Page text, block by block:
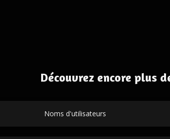
Découvrez encore plus
Noms d'utilisateurs